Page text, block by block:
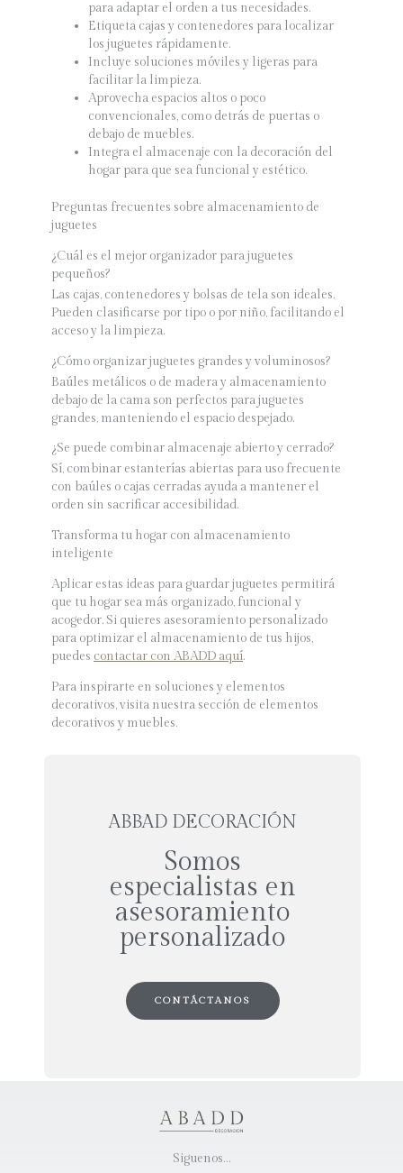
para adaptar el orden a tus necesidades.
Etiqueta cajas y contenedores para localizar
los juguetes rápidamente.
Incluye soluciones móviles y ligeras para
facilitar la limpieza.
Aprovecha espacios altos o poco
convencionales, como detrás de puertas o
debajo de muebles.
Integra el almacenaje con la decoración del
hogar para que sea funcional y estético.
Preguntas frecuentes sobre almacenamiento de
juguetes
¿Cuál es el mejor organizador para juguetes
pequeños?
Las cajas, contenedores y bolsas de tela son ideales.
Pueden clasificarse por tipo o por niño, facilitando el
acceso y la limpieza.
¿Cómo organizar juguetes grandes y voluminosos?
Baúles metálicos o de madera y almacenamiento
debajo de la cama son perfectos para juguetes
grandes, manteniendo el espacio despejado.
¿Se puede combinar almacenaje abierto y cerrado?
Sí, combinar estanterías abiertas para uso frecuente
con baúles o cajas cerradas ayuda a mantener el
orden sin sacrificar accesibilidad.
Transforma tu hogar con almacenamiento
inteligente
Aplicar estas ideas para guardar juguetes permitirá
que tu hogar sea más organizado, funcional y
acogedor. Si quieres asesoramiento personalizado
para optimizar el almacenamiento de tus hijos,
puedes contactar con ABADD aquí.
Para inspirarte en soluciones y elementos
decorativos, visita nuestra sección de elementos
decorativos y muebles.
ABBAD DECORACIÓN
Somos
especialistas en
asesoramiento
personalizado
CONTÁCTANOS
Siguenos…